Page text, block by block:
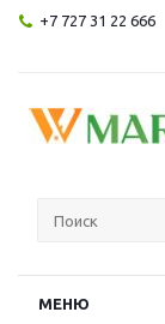
+7 727 31 22 666
МЕНЮ